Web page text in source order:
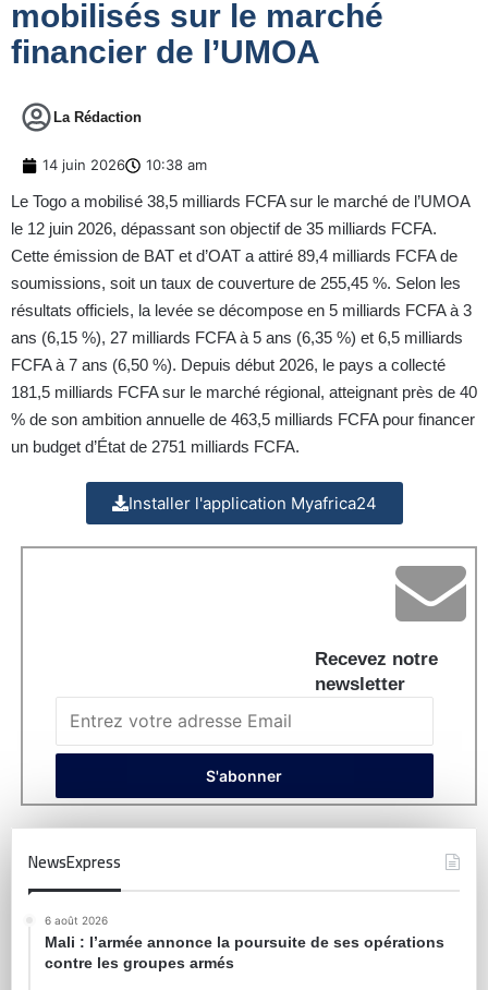
mobilisés sur le marché
financier de l’UMOA
La Rédaction
14 juin 2026 10:38 am
Le Togo a mobilisé 38,5 milliards FCFA sur le marché de l’UMOA
le 12 juin 2026, dépassant son objectif de 35 milliards FCFA.
Cette émission de BAT et d’OAT a attiré 89,4 milliards FCFA de
soumissions, soit un taux de couverture de 255,45 %. Selon les
résultats officiels, la levée se décompose en 5 milliards FCFA à 3
ans (6,15 %), 27 milliards FCFA à 5 ans (6,35 %) et 6,5 milliards
FCFA à 7 ans (6,50 %). Depuis début 2026, le pays a collecté
181,5 milliards FCFA sur le marché régional, atteignant près de 40
% de son ambition annuelle de 463,5 milliards FCFA pour financer
un budget d’État de 2751 milliards FCFA.
Installer l'application Myafrica24
Recevez notre
newsletter
NewsExpress
6 août 2026
Mali : l’armée annonce la poursuite de ses opérations
contre les groupes armés